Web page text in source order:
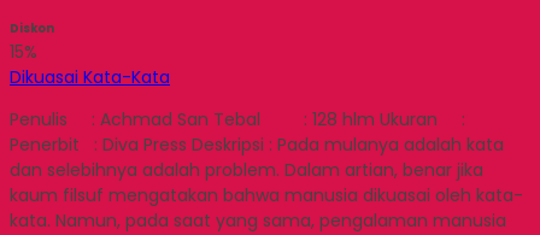
Diskon
15%
Dikuasai Kata-Kata
Penulis : Achmad San Tebal : 128 hlm Ukuran :
Penerbit : Diva Press Deskripsi : Pada mulanya adalah kata
dan selebihnya adalah problem. Dalam artian, benar jika
kaum filsuf mengatakan bahwa manusia dikuasai oleh kata-
kata. Namun, pada saat yang sama, pengalaman manusia